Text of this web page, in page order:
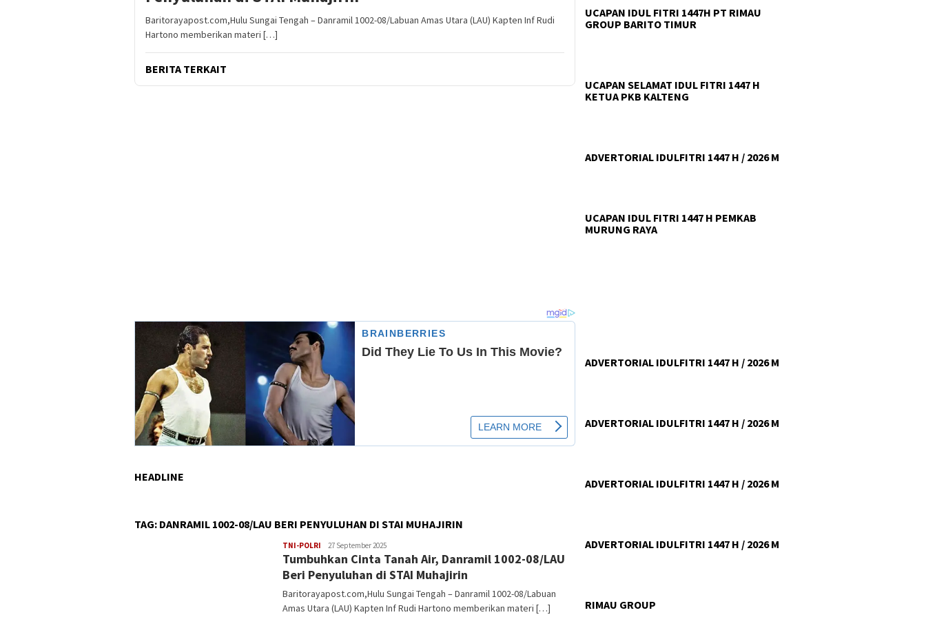
Baritorayapost.com,Hulu Sungai Tengah – Danramil 1002-08/Labuan Amas Utara (LAU) Kapten Inf Rudi
Hartono memberikan materi […]
BERITA TERKAIT
HEADLINE
TAG: DANRAMIL 1002-08/LAU BERI PENYULUHAN DI STAI MUHAJIRIN
TNI-POLRI Mask
95
27 September 2025
Tumbuhkan Cinta Tanah Air, Danramil 1002-08/LAU
Beri Penyuluhan di STAI Muhajirin
Baritorayapost.com,Hulu Sungai Tengah – Danramil 1002-08/Labuan
Amas Utara (LAU) Kapten Inf Rudi Hartono memberikan materi […]
UCAPAN IDUL FITRI 1447H PT RIMAU
GROUP BARITO TIMUR
UCAPAN SELAMAT IDUL FITRI 1447 H
KETUA PKB KALTENG
ADVERTORIAL IDULFITRI 1447 H / 2026 M
UCAPAN IDUL FITRI 1447 H PEMKAB
MURUNG RAYA
ADVERTORIAL IDULFITRI 1447 H / 2026 M
ADVERTORIAL IDULFITRI 1447 H / 2026 M
ADVERTORIAL IDULFITRI 1447 H / 2026 M
ADVERTORIAL IDULFITRI 1447 H / 2026 M
RIMAU GROUP